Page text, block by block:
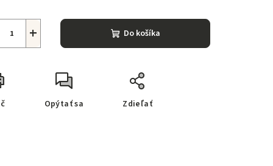
+ Do košíka
Opýtať sa Zdieľať